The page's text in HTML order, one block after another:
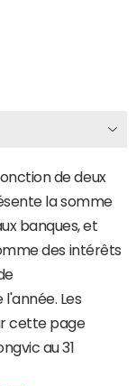
de deux
la somme
banques, et
des intérêts
Les
cette page
au 31